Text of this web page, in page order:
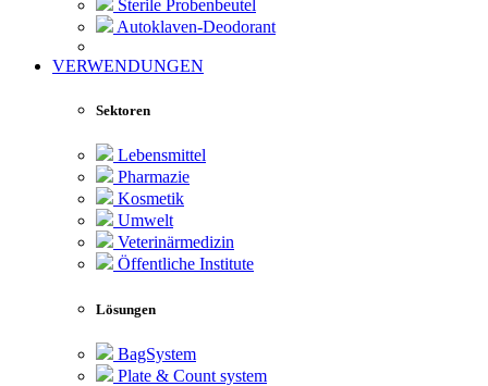
Sterile Probenbeutel
Autoklaven-Deodorant
VERWENDUNGEN
Sektoren
Lebensmittel
Pharmazie
Kosmetik
Umwelt
Veterinärmedizin
Öffentliche Institute
Lösungen
BagSystem
Plate & Count system